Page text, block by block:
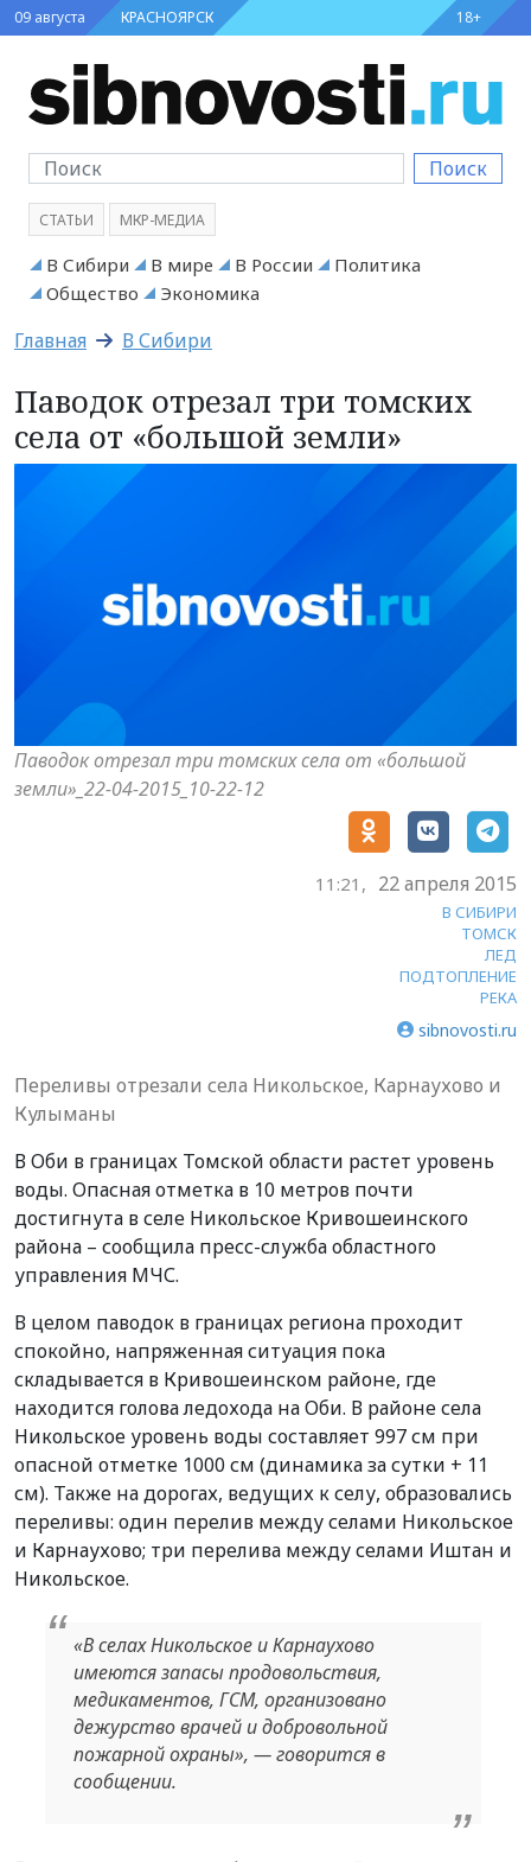
09 августа КРАСНОЯРСК 18+
Поиск
СТАТЬИ МКР-МЕДИА
В Сибири В мире В России
Политика
Общество
Экономика
Главная В Сибири
Паводок отрезал три томских
села от «большой земли»
Паводок отрезал три томских села от «большой
земли»_22-04-2015_10-22-12
11:21, 22 апреля 2015
В СИБИРИ
ТОМСК
ЛЕД
ПОДТОПЛЕНИЕ
РЕКА
sibnovosti.ru
Переливы отрезали села Никольское, Карнаухово и
Кулыманы
В Оби в границах Томской области растет уровень
воды. Опасная отметка в 10 метров почти
достигнута в селе Никольское Кривошеинского
района – сообщила пресс-служба областного
управления МЧС.
В целом паводок в границах региона проходит
спокойно, напряженная ситуация пока
складывается в Кривошеинском районе, где
находится голова ледохода на Оби. В районе села
Никольское уровень воды составляет 997 см при
опасной отметке 1000 см (динамика за сутки + 11
см). Также на дорогах, ведущих к селу, образовались
переливы: один перелив между селами Никольское
и Карнаухово; три перелива между селами Иштан и
Никольское.
«В селах Никольское и Карнаухово
имеются запасы продовольствия,
медикаментов, ГСМ, организовано
дежурство врачей и добровольной
пожарной охраны», — говорится в
сообщении.